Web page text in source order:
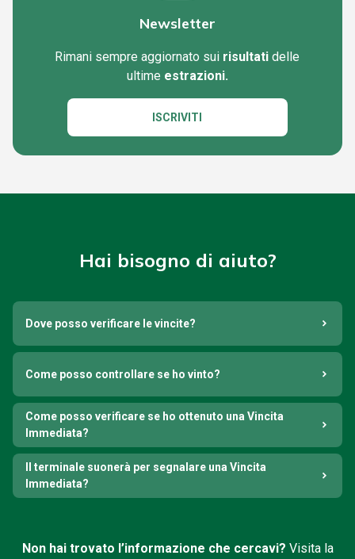
Newsletter
Rimani sempre aggiornato sui risultati delle
ultime estrazioni.
ISCRIVITI
Hai bisogno di aiuto?
Dove posso verificare le vincite?
Come posso controllare se ho vinto?
Come posso verificare se ho ottenuto una Vincita
Immediata?
Il terminale suonerà per segnalare una Vincita
Immediata?
Non hai trovato l’informazione che cercavi? Visita la